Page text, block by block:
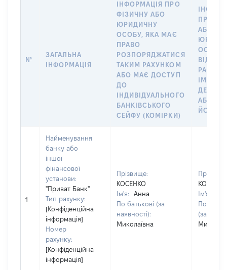
№
ЗАГАЛЬНА
ІНФОРМАЦІЯ
ІНФОРМАЦІЯ ПРО
ФІЗИЧНУ АБО
ЮРИДИЧНУ
ОСОБУ, ЯКА МАЄ
ПРАВО
РОЗПОРЯДЖАТИСЯ
ТАКИМ РАХУНКОМ
АБО МАЄ ДОСТУП
ДО
ІНДИВІДУАЛЬНОГО
БАНКІВСЬКОГО
СЕЙФУ (КОМІРКИ)
ПРО
АБО
ОСОБУ,
ІМ’Я
АБО
ЙОГО
1
Найменування
банку або
іншої
фінансової
установи:
"Приват Банк"
Тип рахунку:
[Конфіденційна
інформація]
Номер
рахунку:
[Конфіденційна
інформація]
Прізвище:
КОСЕНКО
Ім'я:
Анна
По батькові (за
наявності):
Миколаївна
КОСЕНКО
Ім'я:
По
(за